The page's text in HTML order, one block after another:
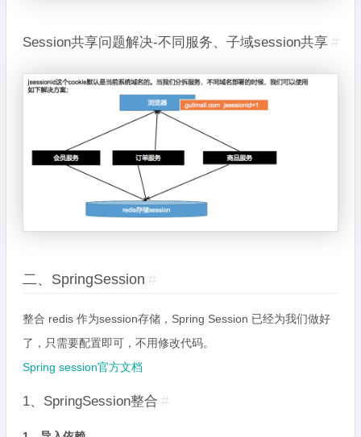
Session共享问题解决-不同服务、子域session共享 #
二、SpringSession #
整合 redis 作为session存储，Spring Session 已经为我们做好
了，只需要配置即可，不用修改代码。
Spring session官方文档
1、SpringSession整合 #